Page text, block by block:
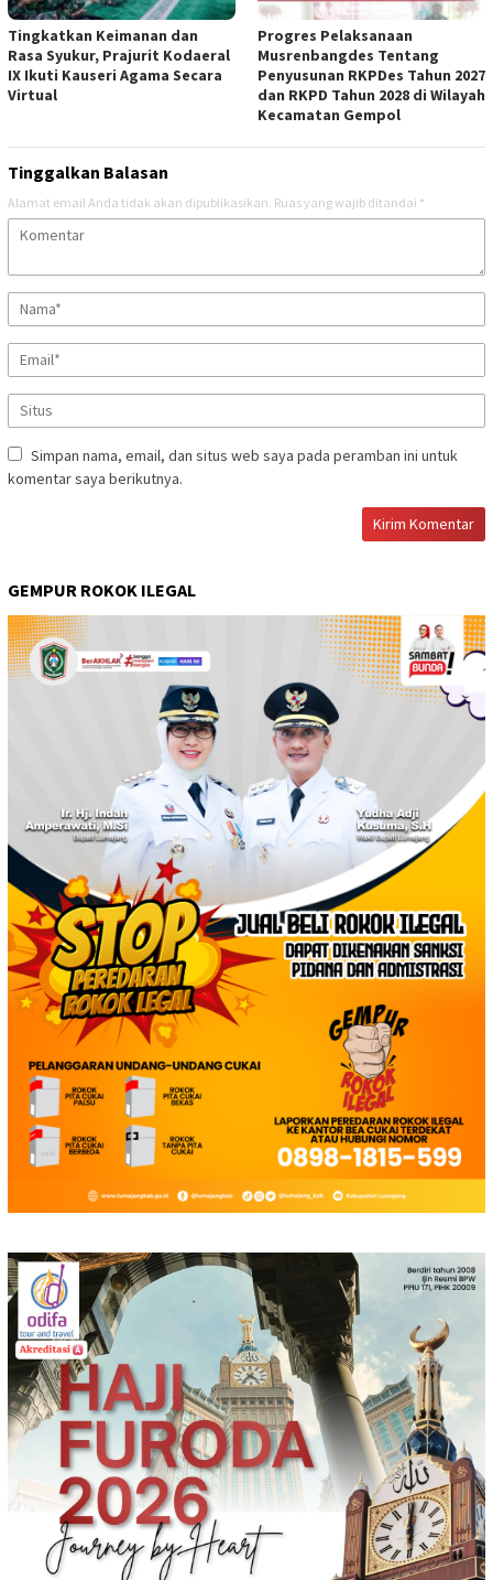
Tingkatkan Keimanan dan
Rasa Syukur, Prajurit Kodaeral
IX Ikuti Kauseri Agama Secara
Virtual
Progres Pelaksanaan
Musrenbangdes Tentang
Penyusunan RKPDes Tahun 2027
dan RKPD Tahun 2028 di Wilayah
Kecamatan Gempol
Tinggalkan Balasan
Alamat email Anda tidak akan dipublikasikan. Ruas yang wajib ditandai *
Simpan nama, email, dan situs web saya pada peramban ini untuk
komentar saya berikutnya.
GEMPUR ROKOK ILEGAL